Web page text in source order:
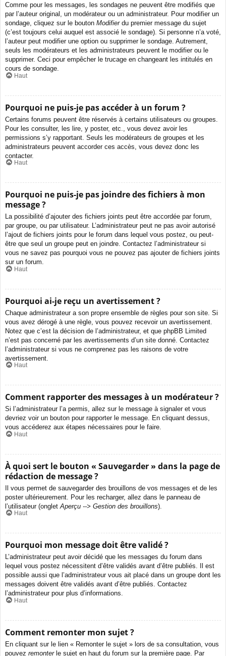
Comme pour les messages, les sondages ne peuvent être modifiés que
par l’auteur original, un modérateur ou un administrateur. Pour modifier un
sondage, cliquez sur le bouton Modifierdu premier message du sujet
(c’est toujours celui auquel est associé le sondage). Si personne n’a voté,
l’auteur peut modifier une option ou supprimer le sondage. Autrement,
seuls les modérateurs et les administrateurs peuvent le modifier ou le
supprimer. Ceci pour empêcher le trucage en changeant les intitulés en
cours de sondage.
Haut
Pourquoi ne puis-je pas accéder à un forum ?
Certains forums peuvent être réservés à certains utilisateurs ou groupes.
Pour les consulter, les lire, y poster, etc., vous devez avoir les
permissions s’y rapportant. Seuls les modérateurs de groupes et les
administrateurs peuvent accorder ces accès, vous devez donc les
contacter.
Haut
Pourquoi ne puis-je pas joindre des fichiers à mon
message ?
La possibilité d’ajouter des fichiers joints peut être accordée par forum,
par groupe, ou par utilisateur. L’administrateur peut ne pas avoir autorisé
l’ajout de fichiers joints pour le forum dans lequel vous postez, ou peut-
être que seul un groupe peut en joindre. Contactez l’administrateur si
vous ne savez pas pourquoi vous ne pouvez pas ajouter de fichiers joints
sur un forum.
Haut
Pourquoi ai-je reçu un avertissement ?
Chaque administrateur a son propre ensemble de règles pour son site. Si
vous avez dérogé à une règle, vous pouvez recevoir un avertissement.
Notez que c’est la décision de l’administrateur, et que phpBB Limited
n’est pas concerné par les avertissements d’un site donné. Contactez
l’administrateur si vous ne comprenez pas les raisons de votre
avertissement.
Haut
Comment rapporter des messages à un modérateur ?
Si l’administrateur l’a permis, allez sur le message à signaler et vous
devriez voir un bouton pour rapporter le message. En cliquant dessus,
vous accéderez aux étapes nécessaires pour le faire.
Haut
À quoi sert le bouton « Sauvegarder » dans la page de
rédaction de message ?
Il vous permet de sauvegarder des brouillons de vos messages et de les
poster ultérieurement. Pour les recharger, allez dans le panneau de
l’utilisateur (onglet Aperçu --> Gestion des brouillons).
Haut
Pourquoi mon message doit être validé ?
L’administrateur peut avoir décidé que les messages du forum dans
lequel vous postez nécessitent d’être validés avant d’être publiés. Il est
possible aussi que l’administrateur vous ait placé dans un groupe dont les
messages doivent être validés avant d’être publiés. Contactez
l’administrateur pour plus d’informations.
Haut
Comment remonter mon sujet ?
En cliquant sur le lien « Remonter le sujet » lors de sa consultation, vous
pouvez remonterle sujet en haut du forum sur la première page. Par